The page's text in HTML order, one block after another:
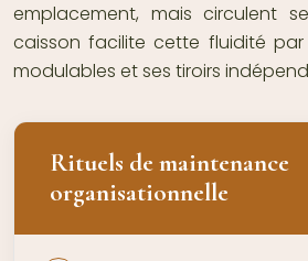
emplacement, mais circulent
caisson facilite cette fluidité
modulables et ses tiroirs
Rituels de maintenance
organisationnelle